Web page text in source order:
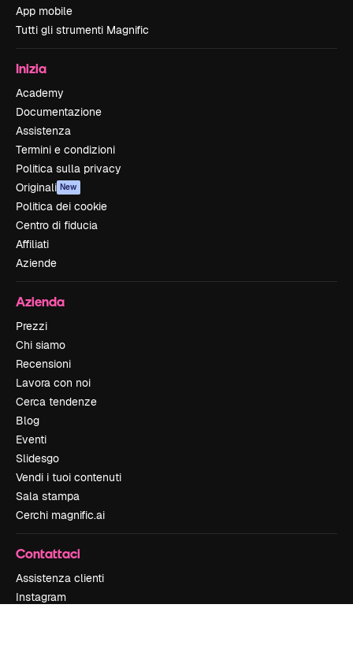
App mobile
Tutti gli strumenti Magnific
Inizia
Academy
Documentazione
Assistenza
Termini e condizioni
Politica sulla privacy
Originali New
Politica dei cookie
Centro di fiducia
Affiliati
Aziende
Azienda
Prezzi
Chi siamo
Recensioni
Lavora con noi
Cerca tendenze
Blog
Eventi
Slidesgo
Vendi i tuoi contenuti
Sala stampa
Cerchi magnific.ai
Contattaci
Assistenza clienti
Instagram